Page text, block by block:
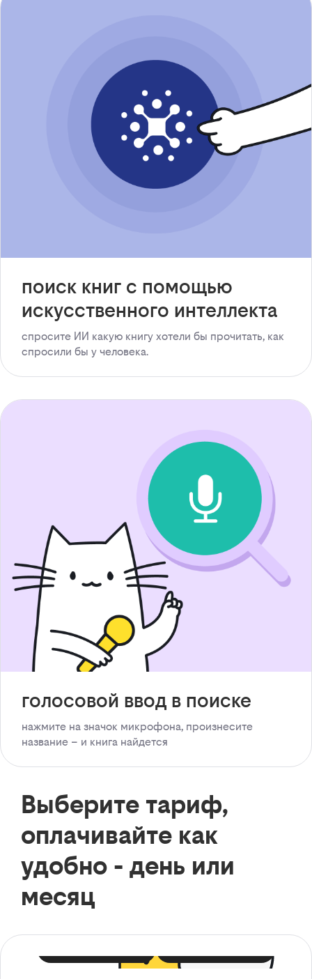
поиск книг с помощью
искусственного интеллекта
спросите ИИ какую книгу хотели бы прочитать, как
спросили бы у человека.
голосовой ввод в поиске
нажмите на значок микрофона, произнесите
название – и книга найдется
Выберите тариф,
оплачивайте как
удобно - день или
месяц